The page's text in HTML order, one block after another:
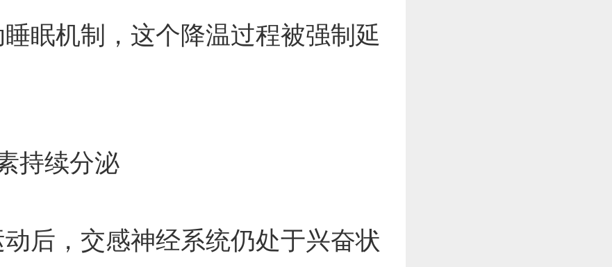
眠机制，这个降温过程被强制延
持续分泌
后，交感神经系统仍处于兴奋状